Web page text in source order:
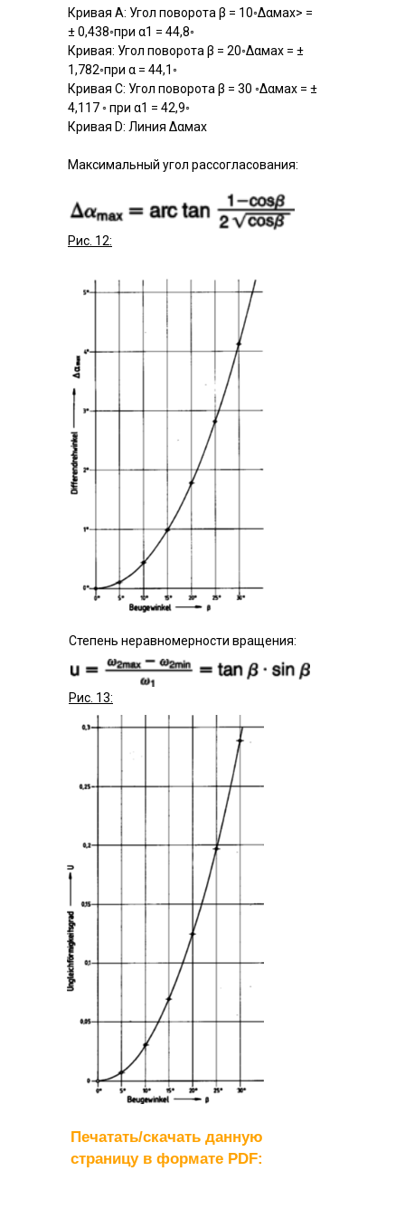
Кривая А: Угол поворота β = 10◦Δαмах> =
± 0,438◦при α1 = 44,8◦
Кривая: Угол поворота β = 20◦Δαмах = ±
1,782◦при α = 44,1◦
Кривая С: Угол поворота β = 30 ◦Δαмах = ±
4,117 ◦ при α1 = 42,9◦
Кривая D: Линия Δαмах
Максимальный угол рассогласования:
Рис. 12:
Степень неравномерности вращения:
Рис. 13:
Печатать/скачать данную
страницу в формате PDF: